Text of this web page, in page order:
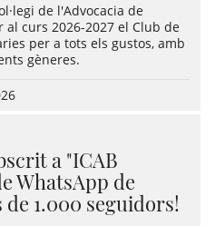
de l'Advocacia de
al curs 2026-2027 el Club de
per a tots els gustos, amb
gèneres.
a "ICAB
WhatsApp de
de 1.000 seguidors!